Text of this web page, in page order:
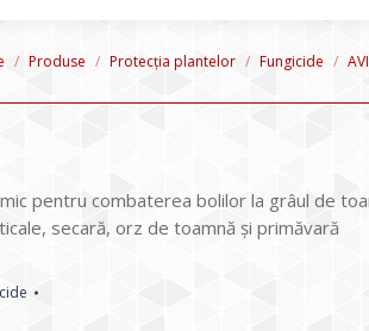
here:
Produse Protecția plantelor Fungicide
pentru combaterea bolilor la grâul de
secară, orz de toamnă şi primăvară